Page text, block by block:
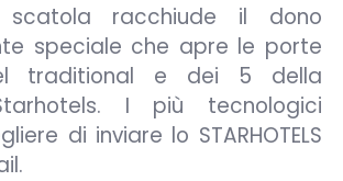
scatola racchiude il dono
speciale che apre le porte
traditional e dei 5 della
I più tecnologici
di inviare lo STARHOTELS